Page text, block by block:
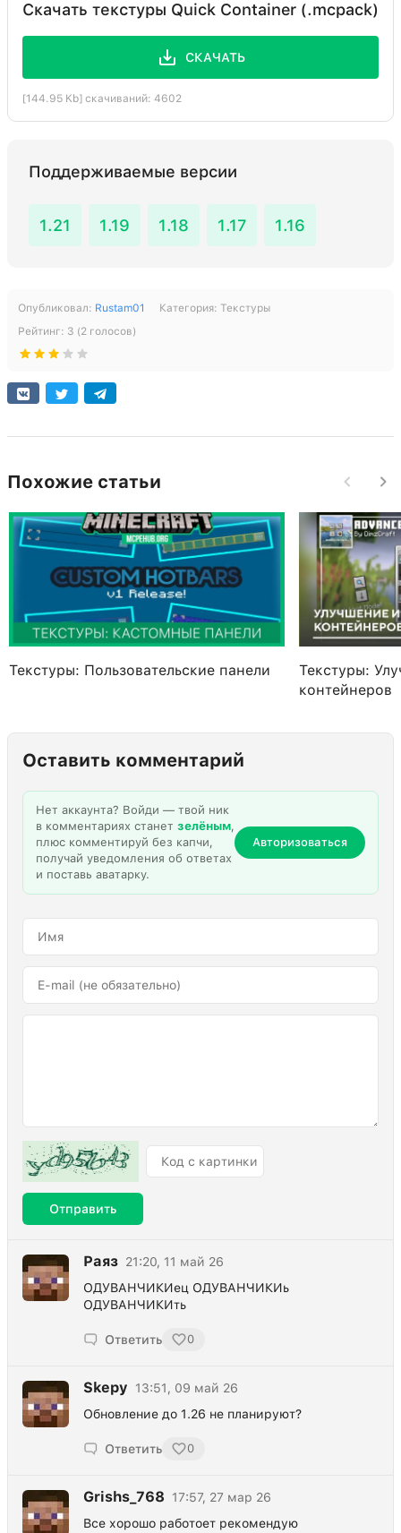
Скачать текстуры Quick Container (.mcpack)
СКАЧАТЬ
[144.95 Kb] скачиваний: 4602
Поддерживаемые версии
1.21 1.19 1.18 1.17 1.16
Опубликовал: Rustam01 Категория: Текстуры
Рейтинг: 3 (2 голосов)
Похожие статьи
Текстуры: Пользовательские панели
Текстуры:
контейнеров
Оставить комментарий
Нет аккаунта? Войди — твой ник
в комментариях станет зелёным,
плюс комментируй без капчи,
получай уведомления об ответах
и поставь аватарку.
Авторизоваться
Отправить
Раяз 21:20, 11 май 26
ОДУВАНЧИКИец ОДУВАНЧИКИь
ОДУВАНЧИКИть
Ответить 0
Skepy
13:51, 09 май 26
Обновление до 1.26 не планируют?
Ответить 0
Grishs_768
17:57, 27 мар 26
Все хорошо работоет рекомендую